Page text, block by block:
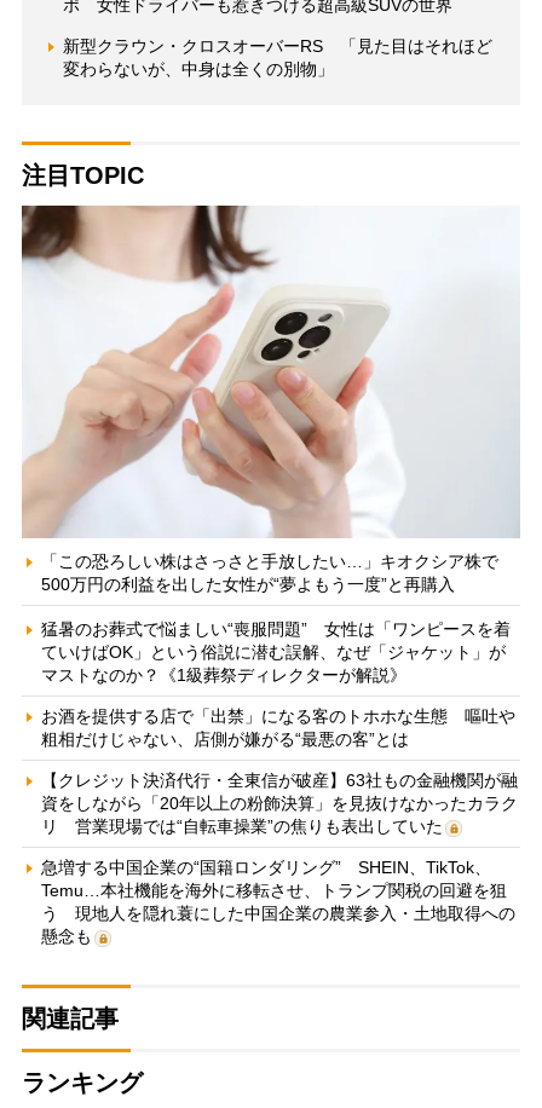
ポ 女性ドライバーも惹きつける超高級SUVの世界
新型クラウン・クロスオーバーRS 「見た目はそれほど
変わらないが、中身は全くの別物」
注目TOPIC
「この恐ろしい株はさっさと手放したい…」キオクシア株で
500万円の利益を出した女性が“夢よもう一度”と再購入
猛暑のお葬式で悩ましい“喪服問題” 女性は「ワンピースを着
ていけばOK」という俗説に潜む誤解、なぜ「ジャケット」が
マストなのか？《1級葬祭ディレクターが解説》
お酒を提供する店で「出禁」になる客のトホホな生態 嘔吐や
粗相だけじゃない、店側が嫌がる“最悪の客”とは
【クレジット決済代行・全東信が破産】63社もの金融機関が融
資をしながら「20年以上の粉飾決算」を見抜けなかったカラク
リ 営業現場では“自転車操業”の焦りも表出していた
急増する中国企業の“国籍ロンダリング” SHEIN、TikTok、
Temu…本社機能を海外に移転させ、トランプ関税の回避を狙
う 現地人を隠れ蓑にした中国企業の農業参入・土地取得への
懸念も
関連記事
ランキング